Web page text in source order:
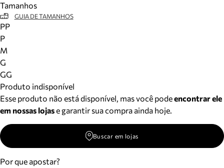
Tamanhos
GUIA DE TAMANHOS
PP
P
M
G
GG
Produto indisponível
Esse produto não está disponível, mas você podeencontrar ele
em nossas lojase garantir sua compra ainda hoje.
Buscar em lojas
Por que apostar?